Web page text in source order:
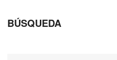
BÚSQUEDA